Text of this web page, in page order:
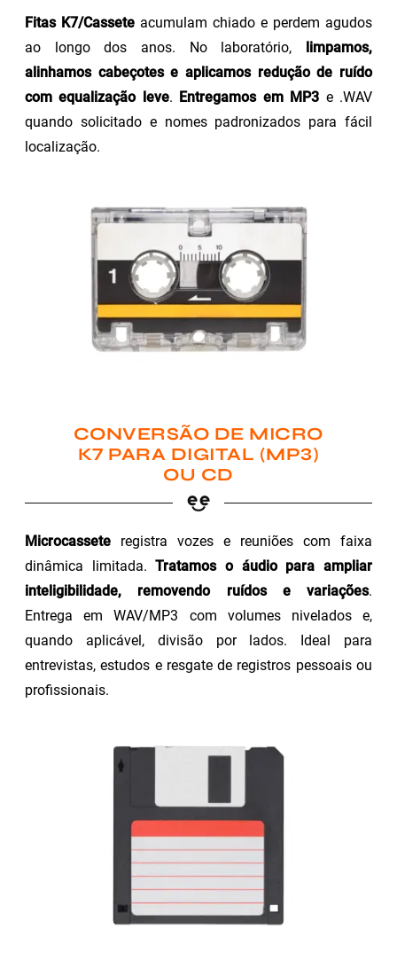
Fitas K7/Cassete acumulam chiado e perdem agudos
ao longo dos anos. No laboratório, limpamos,
alinhamos cabeçotes e aplicamos redução de ruído
com equalização leve. Entregamos em MP3 e .WAV
quando solicitado e nomes padronizados para fácil
localização.
CONVERSÃO DE MICRO
K7 PARA DIGITAL (MP3)
OU CD
Microcassete registra vozes e reuniões com faixa
dinâmica limitada.Tratamos o áudio para ampliar
inteligibilidade, removendo ruídos e variações.
Entrega em WAV/MP3 com volumes nivelados e,
quando aplicável, divisão por lados. Ideal para
entrevistas, estudos e resgate de registros pessoais ou
profissionais.